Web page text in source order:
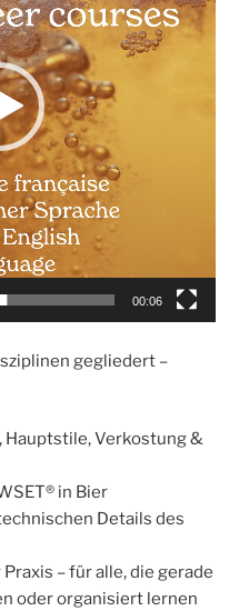
00:06
gegliedert –
Hauptstile, Verkostung &
in Bier
Details des
Praxis – für alle, die gerade
oder organisiert lernen